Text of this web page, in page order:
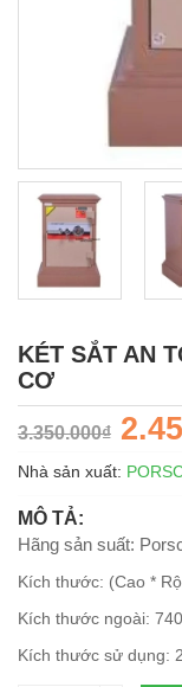
KÉT SẮT AN
CƠ
3.350.000₫
Nhà sản xuất:
MÔ TẢ:
Hãng sản suất:
Kích thước: (Cao *
Kích thước ngoài:
Kích thước sử dụng: